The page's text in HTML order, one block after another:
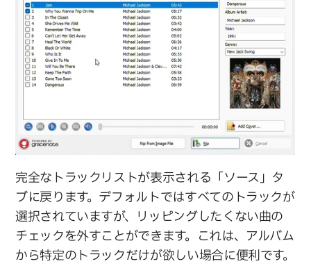
完全なトラックリストが表示される「ソース」タ
ブに戻ります。デフォルトではすべてのトラックが
選択されていますが、リッピングしたくない曲の
チェックを外すことができます。これは、アルバム
から特定のトラックだけが欲しい場合に便利です。